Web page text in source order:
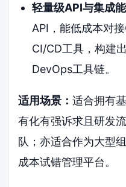
轻量级API与集成能
API，能低成本对
CI/CD工具，构建
DevOps工具链。
适用场景：适合拥有
有化有强诉求且研发
队；亦适合作为大型
成本试错管理平台。